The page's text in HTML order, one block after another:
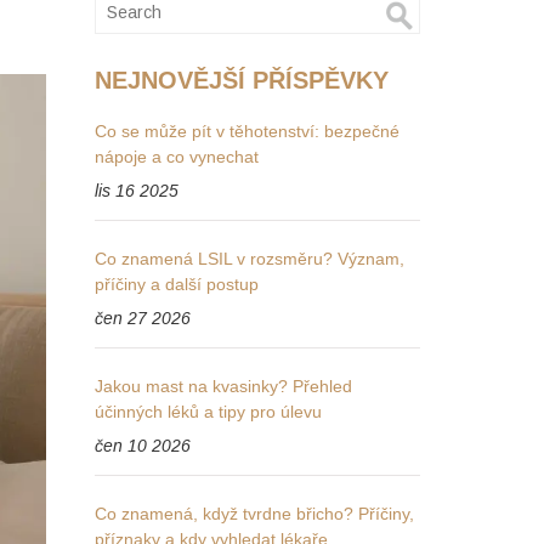
NEJNOVĚJŠÍ PŘÍSPĚVKY
Co se může pít v těhotenství: bezpečné
nápoje a co vynechat
lis 16 2025
Co znamená LSIL v rozsměru? Význam,
příčiny a další postup
čen 27 2026
Jakou mast na kvasinky? Přehled
účinných léků a tipy pro úlevu
čen 10 2026
Co znamená, když tvrdne břicho? Příčiny,
příznaky a kdy vyhledat lékaře